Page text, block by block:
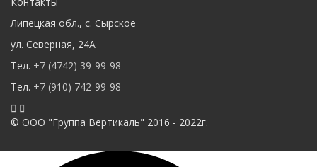
Липецкая обл., с. Cырское
ул. Северная, 24А
Тел. +7 (4742) 39-99-98
Тел. +7 (910) 742-99-98
© ООО "Группа Вертикаль" 2016 - 2022г.